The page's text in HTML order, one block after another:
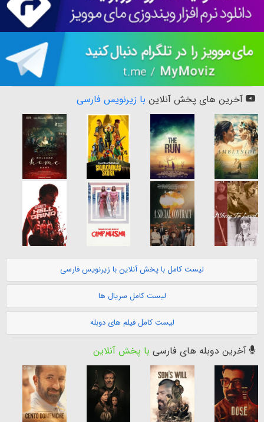
آخرین های پخش آنلاین با زیرنویس فارسی
لیست کامل با پخش آنلاین با زیرنویس فارسی
لیست کامل سریال ها
لیست کامل فیلم های دوبله
آخرین دوبله های فارسی با پخش آنلاین